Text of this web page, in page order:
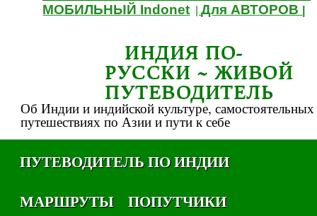
МОБИЛЬНЫЙ Indonet |Для АВТОРОВ
ИНДИЯ ПО-
РУССКИ ~ ЖИВОЙ
ПУТЕВОДИТЕЛЬ
Об Индии и индийской культуре, самостоятельных
путешествиях по Азии и пути к себе
ПУТЕВОДИТЕЛЬ ПО ИНДИИ
МАРШРУТЫ
ПОПУТЧИКИ